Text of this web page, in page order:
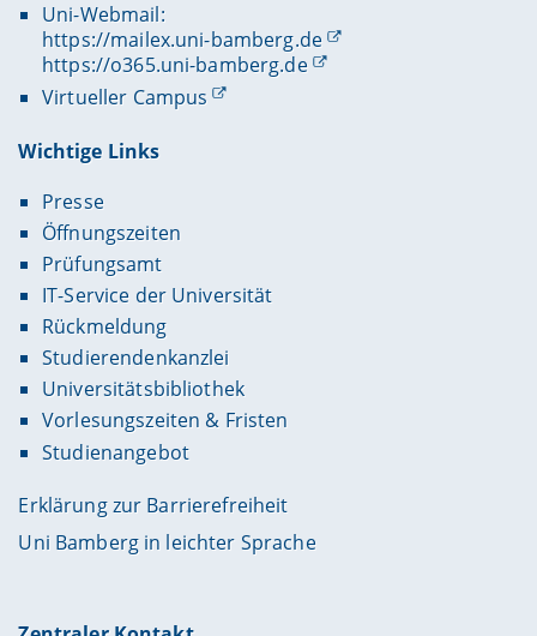
Uni-Webmail:
https://mailex.uni-bamberg.de
https://o365.uni-bamberg.de
Virtueller Campus
Wichtige Links
Presse
Öffnungszeiten
Prüfungsamt
IT-Service der Universität
Rückmeldung
Studierendenkanzlei
Universitätsbibliothek
Vorlesungszeiten & Fristen
Studienangebot
Erklärung zur Barrierefreiheit
Uni Bamberg in leichter Sprache